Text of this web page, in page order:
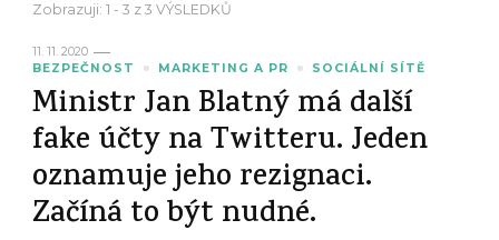
Zobrazuji: 1 - 3 z 3 VÝSLEDKŮ
11. 11. 2020
BEZPEČNOST
MARKETING A PR SOCIÁLNÍ SÍTĚ
Ministr Jan Blatný má další
fake účty na Twitteru. Jeden
oznamuje jeho rezignaci.
Začíná to být nudné.